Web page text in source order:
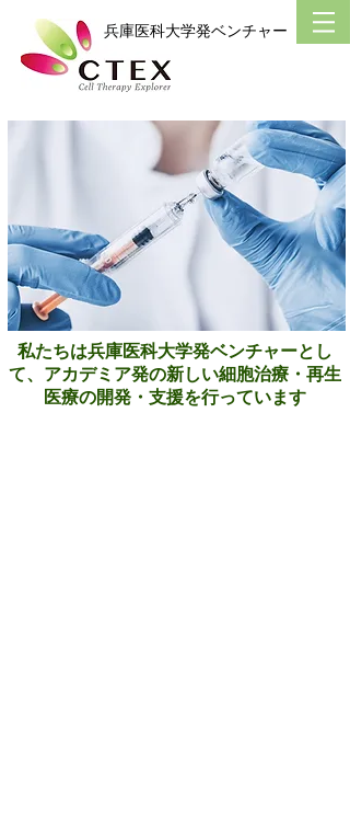
​兵庫医科大学発ベンチャー
​私たちは兵庫医科大学発ベンチャーとし
て、アカデミア発の新しい細胞治療・再生
医療の開発・支援を行っています